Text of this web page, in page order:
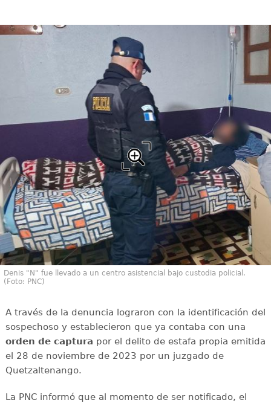
Denis "N" fue llevado a un centro asistencial bajo custodia policial.
(Foto: PNC)
A través de la denuncia lograron con la identificación del
sospechoso y establecieron que ya contaba con una
orden de captura por el delito de estafa propia emitida
el 28 de noviembre de 2023 por un juzgado de
Quetzaltenango.
La PNC informó que al momento de ser notificado, el